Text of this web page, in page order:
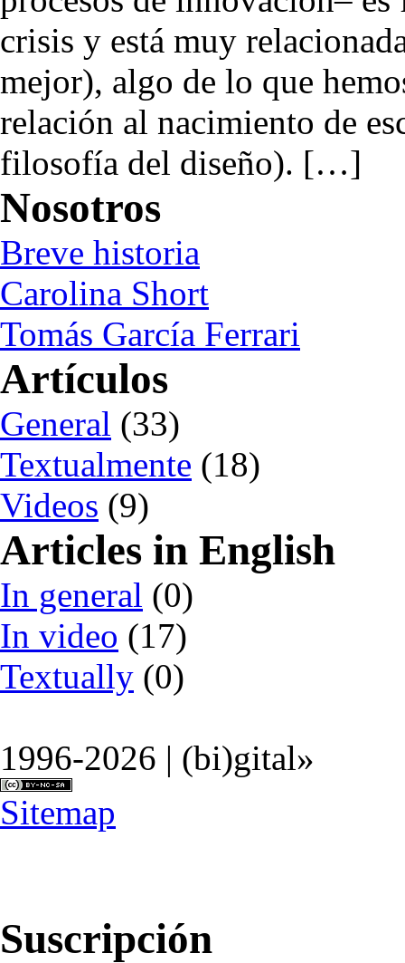
crisis y está muy
mejor), algo de lo que
relación al nacimiento de
filosofía del diseño). […]
Nosotros
Breve historia
Carolina Short
Tomás García Ferrari
Artículos
General (33)
Textualmente (18)
Videos (9)
Articles in English
In general (0)
In video (17)
Textually (0)
1996-2026 | (bi)gital»
Sitemap
Suscripción